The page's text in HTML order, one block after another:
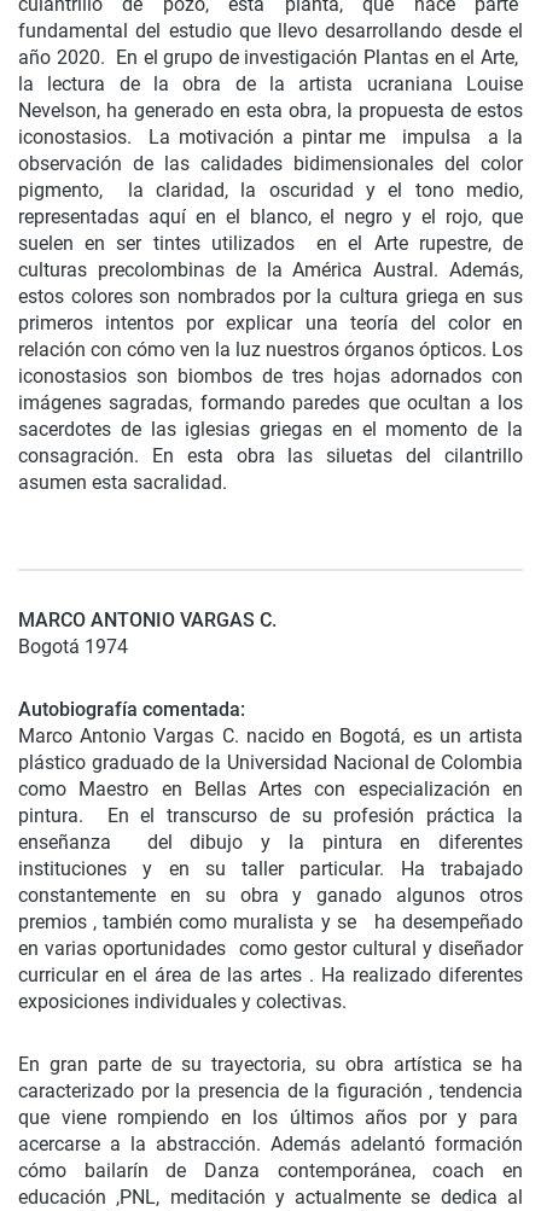
fundamental del estudio que llevo desarrollando desde el
año 2020. En el grupo de investigación Plantas en el Arte,
la lectura de la obra de la artista ucraniana Louise
Nevelson, ha generado en esta obra, la propuesta de estos
iconostasios. La motivación a pintar me impulsa a la
observación de las calidades bidimensionales del color
pigmento, la claridad, la oscuridad y el tono medio,
representadas aquí en el blanco, el negro y el rojo, que
suelen en ser tintes utilizados en el Arte rupestre, de
culturas precolombinas de la América Austral. Además,
estos colores son nombrados por la cultura griega en sus
primeros intentos por explicar una teoría del color en
relación con cómo ven la luz nuestros órganos ópticos. Los
iconostasios son biombos de tres hojas adornados con
imágenes sagradas, formando paredes que ocultan a los
sacerdotes de las iglesias griegas en el momento de la
consagración. En esta obra las siluetas del cilantrillo
asumen esta sacralidad.
MARCO ANTONIO VARGAS C.
Bogotá 1974
Autobiografía comentada:
Marco Antonio Vargas C. nacido en Bogotá, es un artista
plástico graduado de la Universidad Nacional de Colombia
como Maestro en Bellas Artes con especialización en
pintura. En el transcurso de su profesión práctica la
enseñanza del dibujo y la pintura en diferentes
instituciones y en su taller particular. Ha trabajado
constantemente en su obra y ganado algunos otros
premios , también como muralista y se ha desempeñado
en varias oportunidades como gestor cultural y diseñador
curricular en el área de las artes . Ha realizado diferentes
exposiciones individuales y colectivas.
En gran parte de su trayectoria, su obra artística se ha
caracterizado por la presencia de la figuración , tendencia
que viene rompiendo en los últimos años por y para
acercarse a la abstracción. Además adelantó formación
cómo bailarín de Danza contemporánea, coach en
educación ,PNL, meditación y actualmente se dedica al